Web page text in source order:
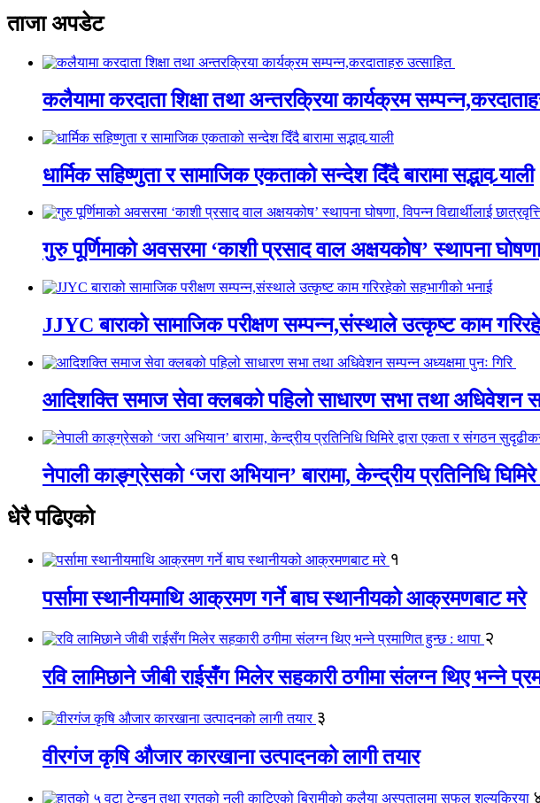
ताजा अपडेट
कलैयामा करदाता शिक्षा तथा अन्तरक्रिया कार्यक्रम
धार्मिक सहिष्णुता र सामाजिक एकताको सन्देश दिँदै बारामा सद्भाव र्‍याली
गुरु पूर्णिमाको अवसरमा ‘काशी प्रसाद वाल अक्षयकोष’ स्थापना घोषणा,
JJYC बाराको सामाजिक परीक्षण सम्पन्न,संस्थाले उत्कृष्ट काम
आदिशक्ति समाज सेवा क्लबको पहिलो साधारण सभा तथा अधिवेशन
नेपाली काङ्ग्रेसको ‘जरा अभियान’ बारामा, केन्द्रीय प्रतिनिधि
धेरै पढिएको
१
पर्सामा स्थानीयमाथि आक्रमण गर्ने बाघ स्थानीयको आक्रमणबाट मरे
२
रवि लामिछाने जीबी राईसँग मिलेर सहकारी ठगीमा संलग्न थिए भन्ने
३
वीरगंज कृषि औजार कारखाना उत्पादनको लागी तयार